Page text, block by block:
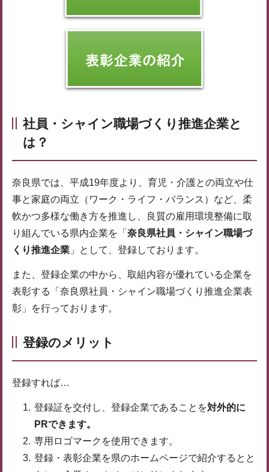
社員・シャイン職場づくり推進企業と
は？
奈良県では、平成19年度より、育児・介護との両立や仕
事と家庭の両立（ワーク・ライフ・バランス）など、柔
軟かつ多様な働き方を推進し、良質の雇用環境整備に取
り組んでいる県内企業を「 奈良県社員・シャイン職場づ
くり推進企業 」として、登録しております。
また、登録企業の中から、取組内容が優れている企業を
表彰する「奈良県社員・シャイン職場づくり推進企業表
彰」を行っております。
登録のメリット
登録すれば…
登録証を交付し、登録企業であることを対外的に
PRできます。
専用ロゴマークを使用できます。
登録・表彰企業を県のホームページで紹介するとと